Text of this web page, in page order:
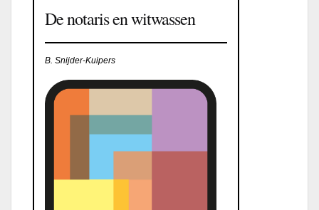
De notaris en witwassen
B. Snijder-Kuipers